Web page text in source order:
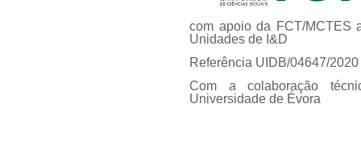
com apoio da FCT/MCTES
Unidades de I&D
Referência UIDB/04647/2020
Com a colaboração
Universidade de Évora